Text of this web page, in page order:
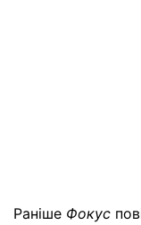
Раніше Фокус